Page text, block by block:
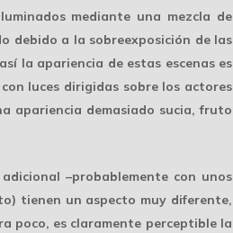
mediante una mezcla de
debido a la sobreexposición de las
la apariencia de estas escenas es
luces dirigidas sobre los actores
apariencia demasiado sucia, fruto
–probablemente con unos
tienen un aspecto muy diferente,
poco, es claramente perceptible la